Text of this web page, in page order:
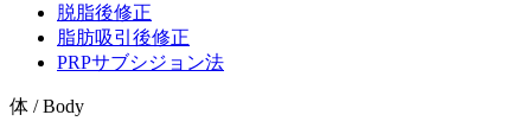
脱脂後修正
脂肪吸引後修正
PRPサブシジョン法
体 / Body